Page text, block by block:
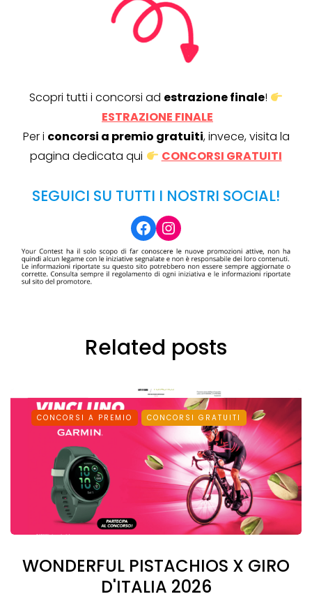
Scopri tutti i concorsi ad estrazione finale!
ESTRAZIONE FINALE
Per i concorsi a premio gratuiti, invece, visita la
pagina dedicata qui
CONCORSI GRATUITI
SEGUICI SU TUTTI I NOSTRI SOCIAL!
Facebook
Instagram
Related posts
CONCORSI A PREMIO CONCORSI GRATUITI
WONDERFUL PISTACHIOS X GIRO
D'ITALIA 2026